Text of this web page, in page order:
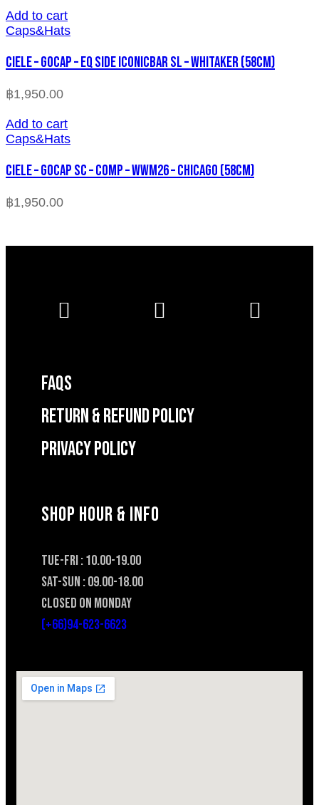
Add to cart
Caps&Hats
CIELE – GOCAP – EQ SIDE ICONICBAR SL – WHITAKER (58cm)
฿1,950.00
Add to cart
Caps&Hats
CIELE – GOCAP SC – COMP – WWM26 – CHICAGO (58cm)
฿1,950.00
FAQS
RETURN & REFUND POLICY
Privacy Policy
SHOP HOUR & INFO
TUE-FRI : 10.00-19.00
SAT-SUN : 09.00-18.00
CLOSED ON MONDAY
(+66)94-623-6623